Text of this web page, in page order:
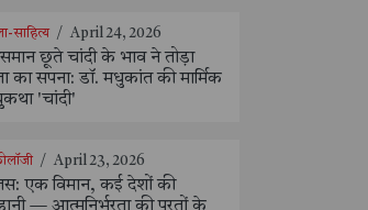
साहित्य / April 24, 2026
छूते चांदी के भाव ने तोड़ा
का सपना: डॉ. मधुकांत की मार्मिक
'चांदी'
/ April 23, 2026
एक विमान, कई देशों की